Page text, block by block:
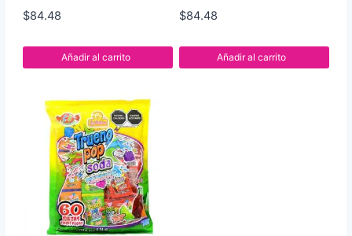
$84.48
Añadir al carrito
$84.48
Añadir al carrito